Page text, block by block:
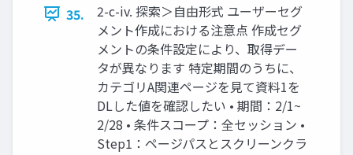
35.
2-c-iv. 探索＞自由形式 ユーザーセグ
メント作成における注意点 作成セグ
メントの条件設定により、取得デー
タが異なります 特定期間のうちに、
カテゴリA関連ページを見て資料1を
DLした値を確認したい • 期間：2/1~
2/28 • 条件スコープ：全セッション •
Step1：ページパスとスクリーンクラ